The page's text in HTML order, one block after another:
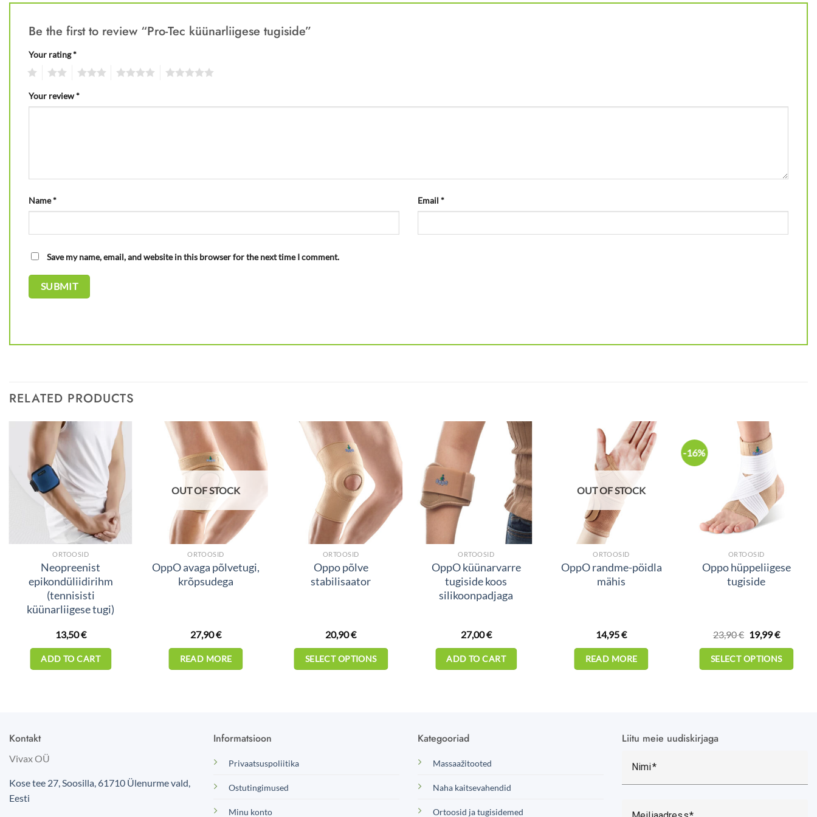
Be the first to review “Pro-Tec küünarliigese tugiside”
Your rating*
Your review*
Name* Email *
Save my name, email, and website in this browser for the next time I comment.
RELATED PRODUCTS
ORTOOSID
Neopreenist
epikondüliidirihm
(tennisisti
küünarliigese tugi)
13,50€
ADD TO CART
OUT OF STOCK
ORTOOSID
OppO avaga põlvetugi,
krõpsudega
27,90€
READ MORE
ORTOOSID
Oppo põlve
stabilisaator
20,90€
SELECT OPTIONS
ORTOOSID
OppO küünarvarre
tugiside koos
silikoonpadjaga
27,00€
ADD TO CART
OUT OF STOCK
ORTOOSID
OppO randme-pöidla
mähis
14,95€
READ MORE
-16%
ORTOOSID
Oppo hüppeliigese
tugiside
23,90€ Original
price
was:
23,90 €.
19,99€Current
price
is:
19,99 €.
SELECT OPTIONS
be
Kontakt
Vivax OÜ
Kose tee 27, Soosilla, 61710 Ülenurme vald,
Eesti
Informatsioon
Privaatsuspoliitika
Ostutingimused
Minu konto
Kategooriad
Massaažitooted
Naha kaitsevahendid
Ortoosid ja tugisidemed
Liitu meie uudiskirjaga
Nimi